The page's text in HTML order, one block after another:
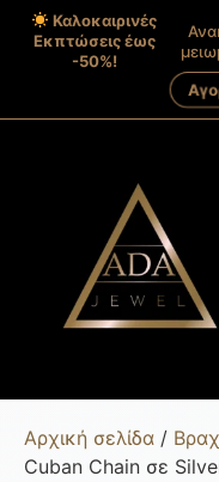
Καλοκαιρινές
Εκπτώσεις έως
-50%!
Αρχική σελίδα /
Cuban Chain σε